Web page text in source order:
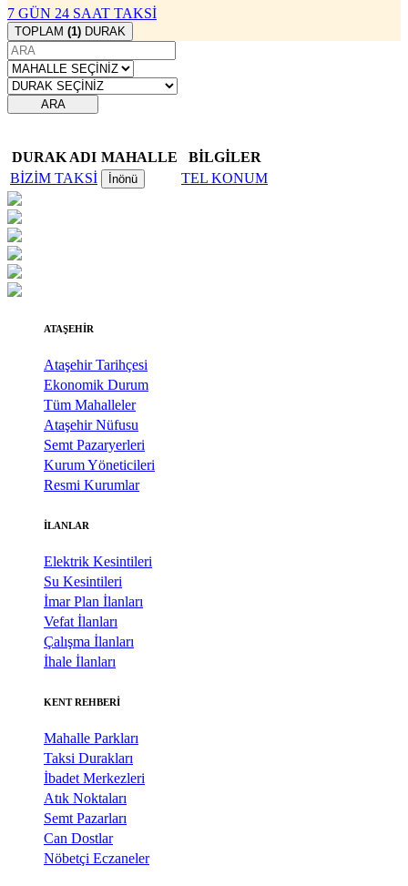
takvimini
açıkladı. "İrade
Bizim, Vatan
Bizim"
temasıyla
gerçekleştirilecek
etkinlikler, 15-
arasında çeşitli
noktalarda
düzenlenecek.
7 GÜN 24 SAAT TAKSİ
TOPLAM (1) DURAK
ARA
DURAK ADI MAHALLE
BİLGİLER
BİZİM TAKSİ
İnönü TEL KONUM
ATAŞEHİR
Ataşehir Tarihçesi
Ekonomik Durum
Tüm Mahalleler
Ataşehir Nüfusu
Semt Pazaryerleri
Kurum Yöneticileri
Resmi Kurumlar
İLANLAR
Elektrik Kesintileri
Su Kesintileri
İmar Plan İlanları
Vefat İlanları
Çalışma İlanları
İhale İlanları
KENT REHBERİ
Mahalle Parkları
Taksi Durakları
İbadet Merkezleri
Atık Noktaları
Semt Pazarları
Can Dostlar
Nöbetçi Eczaneler